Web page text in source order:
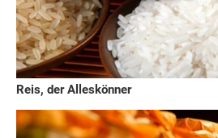
Reis, der Alleskönner